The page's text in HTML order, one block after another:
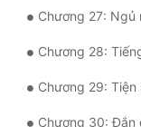
Võ Hiệp
Võng Du
Xuyên Không
Xuyên Nhanh
Chương 27: Ngủ
Chương 28:
Chương 29: Tiện
Chương 30: Đắn